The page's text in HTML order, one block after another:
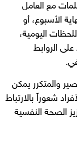
مع العامل
الأسبوع، أو
اليومية،
الروابط
والمتكرر يمكن
شعوراً بالارتباط
الصحة النفسية